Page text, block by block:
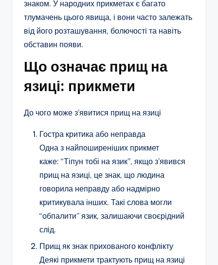
знаком. У народних прикметах є багато
тлумачень цього явища, і вони часто залежать
від його розташування, болючості та навіть
обставин появи.
Що означає прищ на
язиці: прикмети
До чого може з’явитися прищ на язиці
Гостра критика або неправда
Одна з найпоширеніших прикмет
каже: “Тіпун тобі на язик”, якщо з’явився
прищ на язиці, це знак, що людина
говорила неправду або надмірно
критикувала інших. Такі слова могли
“обпалити” язик, залишаючи своєрідний
слід.
Прищ як знак прихованого конфлікту
Деякі прикмети трактують прищ на язиці